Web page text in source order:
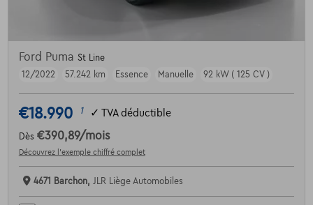
Ford Puma St Line
12/2022
57.242 km Essence Manuelle 92 kW ( 125 CV )
€18.990 1 ✓ TVA déductible
Dès €390,89/mois
Découvrez l’exemple chiffré complet
4671 Barchon, JLR Liège Automobiles